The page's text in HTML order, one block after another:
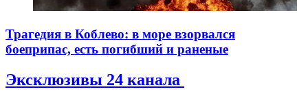
Трагедия в Коблево: в море взорвался
боеприпас, есть погибший и раненые
Эксклюзивы 24 канала